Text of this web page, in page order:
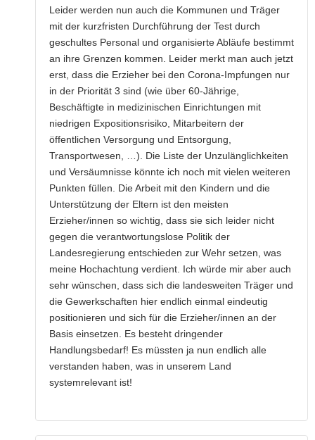
Leider werden nun auch die Kommunen und Träger
mit der kurzfristen Durchführung der Test durch
geschultes Personal und organisierte Abläufe bestimmt
an ihre Grenzen kommen. Leider merkt man auch jetzt
erst, dass die Erzieher bei den Corona-Impfungen nur
in der Priorität 3 sind (wie über 60-Jährige,
Beschäftigte in medizinischen Einrichtungen mit
niedrigen Expositionsrisiko, Mitarbeitern der
öffentlichen Versorgung und Entsorgung,
Transportwesen, …). Die Liste der Unzulänglichkeiten
und Versäumnisse könnte ich noch mit vielen weiteren
Punkten füllen. Die Arbeit mit den Kindern und die
Unterstützung der Eltern ist den meisten
Erzieher/innen so wichtig, dass sie sich leider nicht
gegen die verantwortungslose Politik der
Landesregierung entschieden zur Wehr setzen, was
meine Hochachtung verdient. Ich würde mir aber auch
sehr wünschen, dass sich die landesweiten Träger und
die Gewerkschaften hier endlich einmal eindeutig
positionieren und sich für die Erzieher/innen an der
Basis einsetzen. Es besteht dringender
Handlungsbedarf! Es müssten ja nun endlich alle
verstanden haben, was in unserem Land
systemrelevant ist!